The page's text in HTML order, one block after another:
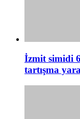
İzmit simidi
tartışma